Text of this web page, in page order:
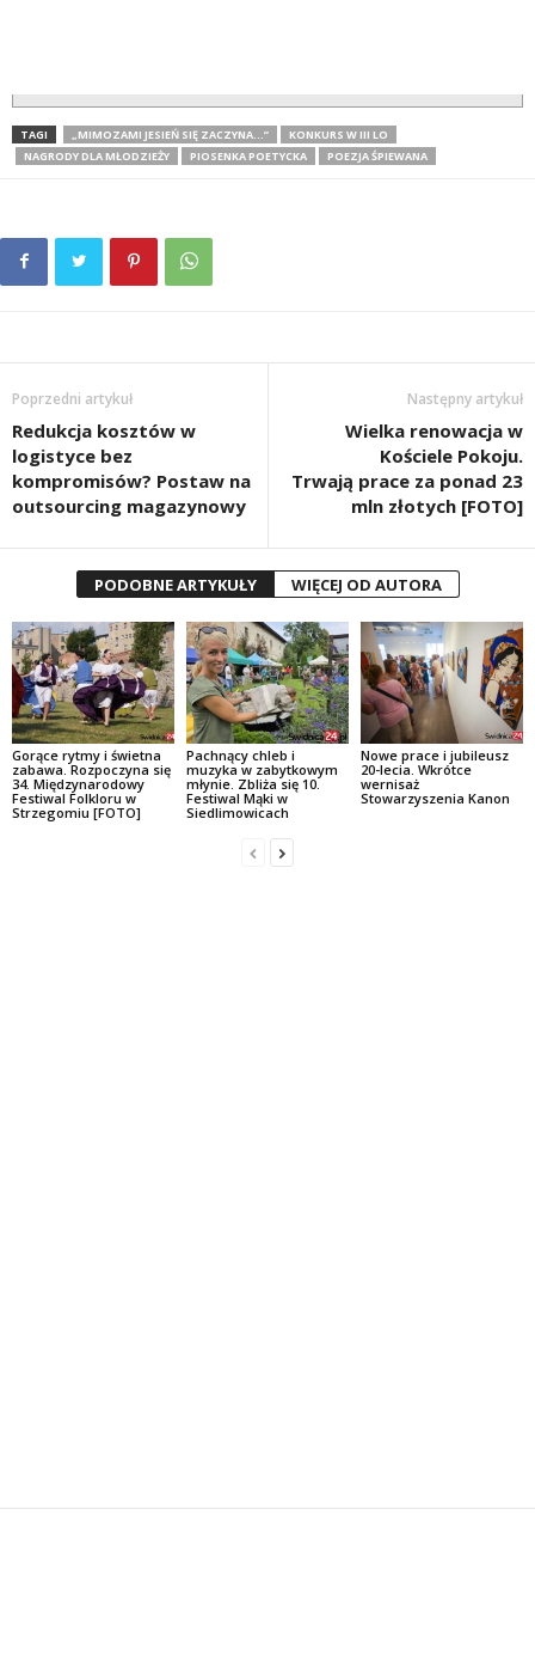
TAGI „MIMOZAMI JESIEŃ SIĘ ZACZYNA…”
KONKURS W III LO
NAGRODY DLA MŁODZIEŻY
PIOSENKA POETYCKA POEZJA ŚPIEWANA
Poprzedni artykuł
Redukcja kosztów w
logistyce bez
kompromisów? Postaw na
outsourcing magazynowy
Następny artykuł
Wielka renowacja w
Kościele Pokoju.
Trwają prace za ponad 23
mln złotych [FOTO]
PODOBNE ARTYKUŁY WIĘCEJ OD AUTORA
Gorące rytmy i świetna
zabawa. Rozpoczyna się
34. Międzynarodowy
Festiwal Folkloru w
Strzegomiu [FOTO]
Pachnący chleb i
muzyka w zabytkowym
młynie. Zbliża się 10.
Festiwal Mąki w
Siedlimowicach
Nowe prace i jubileusz
20-lecia. Wkrótce
wernisaż
Stowarzyszenia Kanon